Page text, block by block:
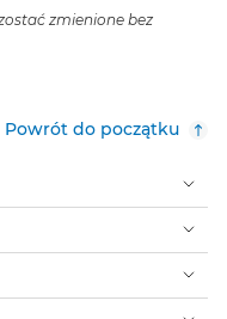
zmienione bez
Powrót do początku